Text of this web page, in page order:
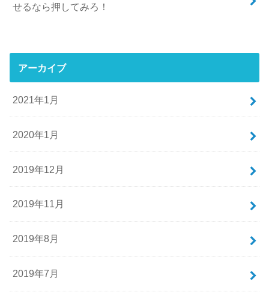
せるなら押してみろ！
アーカイブ
2021年1月
2020年1月
2019年12月
2019年11月
2019年8月
2019年7月